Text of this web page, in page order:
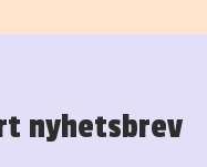
nyhetsbrev